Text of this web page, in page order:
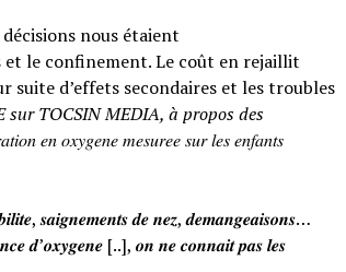
nous étaient
et le confinement. Le coût en rejaillit
d’effets secondaires et les troubles
sur TOCSIN MEDIA, à propos des
𝑒𝑛 𝑜𝑥𝑦𝑔𝑒𝑛𝑒 𝑚𝑒𝑠𝑢𝑟𝑒𝑒 𝑠𝑢𝑟 𝑙𝑒𝑠 𝑒𝑛𝑓𝑎𝑛𝑡𝑠
𝒔𝒂𝒊𝒈𝒏𝒆𝒎𝒆𝒏𝒕𝒔 𝒅𝒆 𝒏𝒆𝒛, 𝒅𝒆𝒎𝒂𝒏𝒈𝒆𝒂𝒊𝒔𝒐𝒏𝒔…
𝒅’𝒐𝒙𝒚𝒈𝒆𝒏𝒆 [..], 𝒐𝒏 𝒏𝒆 𝒄𝒐𝒏𝒏𝒂𝒊𝒕 𝒑𝒂𝒔 𝒍𝒆𝒔